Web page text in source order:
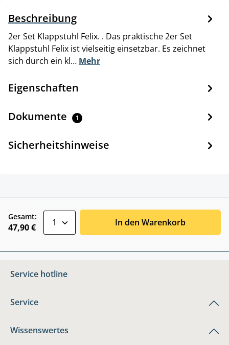
Beschreibung
2er Set Klappstuhl Felix. . Das praktische 2er Set
Klappstuhl Felix ist vielseitig einsetzbar. Es zeichnet
sich durch ein kl… Mehr
Eigenschaften
Dokumente 1
Sicherheitshinweise
Gesamt:
47,90 € In den Warenkorb
Service hotline
Service
Wissenswertes